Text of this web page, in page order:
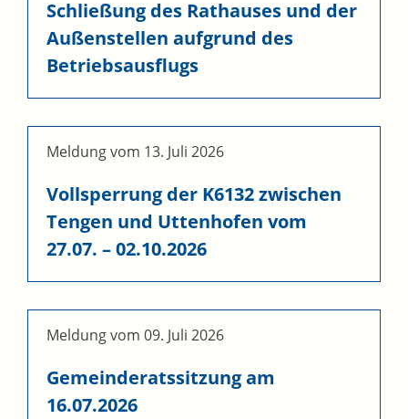
Schließung des Rathauses und der
Außenstellen aufgrund des
Betriebsausflugs
Meldung vom 13. Juli 2026
Vollsperrung der K6132 zwischen
Tengen und Uttenhofen vom
27.07. – 02.10.2026
Meldung vom 09. Juli 2026
Gemeinderatssitzung am
16.07.2026